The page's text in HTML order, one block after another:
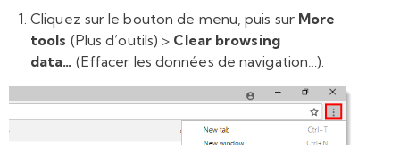
Cliquez sur le bouton de menu, puis sur More
tools (Plus d’outils) > Clear browsing
data… (Effacer les données de navigation…).